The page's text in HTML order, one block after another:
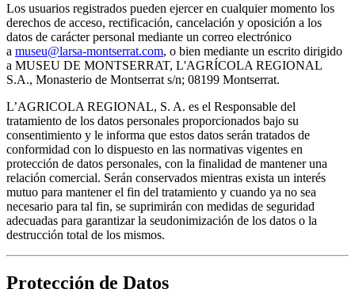
Los usuarios registrados pueden ejercer en cualquier momento los
derechos de acceso, rectificación, cancelación y oposición a los
datos de carácter personal mediante un correo electrónico
a museu@larsa-montserrat.com, o bien mediante un escrito dirigido
a MUSEU DE MONTSERRAT, L'AGRÍCOLA REGIONAL
S.A., Monasterio de Montserrat s/n; 08199 Montserrat.
L’AGRICOLA REGIONAL, S. A. es el Responsable del
tratamiento de los datos personales proporcionados bajo su
consentimiento y le informa que estos datos serán tratados de
conformidad con lo dispuesto en las normativas vigentes en
protección de datos personales, con la finalidad de mantener una
relación comercial. Serán conservados mientras exista un interés
mutuo para mantener el fin del tratamiento y cuando ya no sea
necesario para tal fin, se suprimirán con medidas de seguridad
adecuadas para garantizar la seudonimización de los datos o la
destrucción total de los mismos.
Protección de Datos